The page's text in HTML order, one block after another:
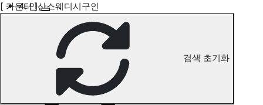
4. 안산스웨디시구인
송도 카운터 구인정보
[ 카운터 ]
검색 초기화